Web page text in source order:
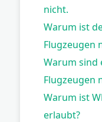
nicht.
Warum ist
Flugzeugen
Warum sind
Flugzeugen
Warum ist
erlaubt?